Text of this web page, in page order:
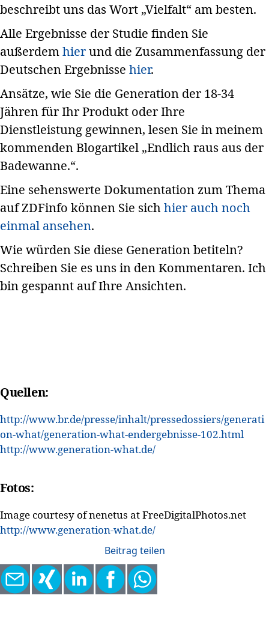
beschreibt uns das Wort „Vielfalt“ am besten.
Alle Ergebnisse der Studie finden Sie
außerdemhierund die Zusammenfassung der
Deutschen Ergebnisse hier.
Ansätze, wie Sie die Generation der 18-34
Jähren für Ihr Produkt oder Ihre
Dienstleistung gewinnen, lesen Sie in meinem
kommenden Blogartikel „Endlich raus aus der
Badewanne.“.
Eine sehenswerte Dokumentation zum Thema
auf ZDFinfo können Sie sichhier auch noch
einmal ansehen.
Wie würden Sie diese Generation betiteln?
Schreiben Sie es uns in den Kommentaren. Ich
bin gespannt auf Ihre Ansichten.
Quellen:
http://www.br.de/presse/inhalt/pressedossiers/generati
on-what/generation-what-endergebnisse-102.html
http://www.generation-what.de/
Fotos:
Image courtesy of nenetus at FreeDigitalPhotos.net
http://www.generation-what.de/